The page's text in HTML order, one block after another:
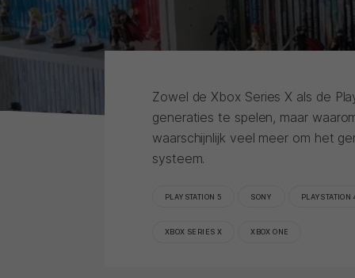
Zowel de Xbox Series X als de
generaties te spelen, maar
waarschijnlijk veel meer om het
systeem.
PLAYSTATION 5 SONY PLAYSTATION
XBOX SERIES X XBOX ONE